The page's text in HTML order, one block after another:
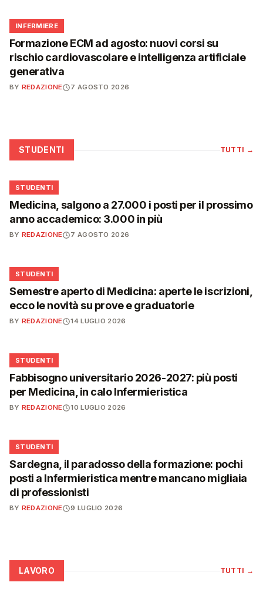
🩺
INFERMIERE
Formazione ECM ad agosto: nuovi corsi su
rischio cardiovascolare e intelligenza artificiale
generativa
BY REDAZIONE 7 AGOSTO 2026
STUDENTI TUTTI →
🎓
STUDENTI
Medicina, salgono a 27.000 i posti per il prossimo
anno accademico: 3.000 in più
BY REDAZIONE 7 AGOSTO 2026
🎓
STUDENTI
Semestre aperto di Medicina: aperte le iscrizioni,
ecco le novità su prove e graduatorie
BY REDAZIONE 14 LUGLIO 2026
🎓
STUDENTI
Fabbisogno universitario 2026-2027: più posti
per Medicina, in calo Infermieristica
BY REDAZIONE 10 LUGLIO 2026
🎓
STUDENTI
Sardegna, il paradosso della formazione: pochi
posti a Infermieristica mentre mancano migliaia
di professionisti
BY REDAZIONE 9 LUGLIO 2026
LAVORO TUTTI →